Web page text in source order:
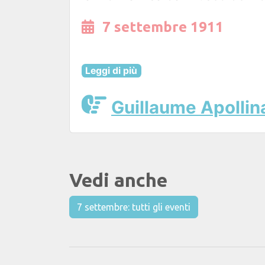
7 settembre 1911
Leggi di più
Guillaume
Vedi anche
7 settembre: tutti gli eventi